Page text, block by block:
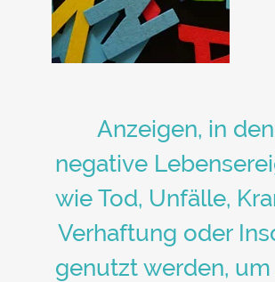
Anzeigen, in
negative
wie Tod, Unfälle,
Verhaftung oder
genutzt werden, um